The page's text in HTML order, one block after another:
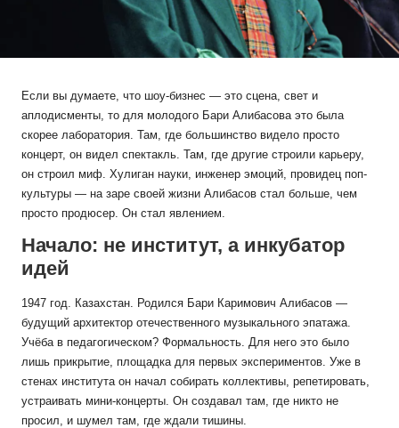
Если вы думаете, что шоу-бизнес — это сцена, свет и
аплодисменты, то для молодого Бари Алибасова это была
скорее лаборатория. Там, где большинство видело просто
концерт, он видел спектакль. Там, где другие строили карьеру,
он строил миф. Хулиган науки, инженер эмоций, провидец поп-
культуры — на заре своей жизни Алибасов стал больше, чем
просто продюсер. Он стал явлением.
Начало: не институт, а инкубатор
идей
1947 год. Казахстан. Родился Бари Каримович Алибасов —
будущий архитектор отечественного музыкального эпатажа.
Учёба в педагогическом? Формальность. Для него это было
лишь прикрытие, площадка для первых экспериментов. Уже в
стенах института он начал собирать коллективы, репетировать,
устраивать мини-концерты. Он создавал там, где никто не
просил, и шумел там, где ждали тишины.